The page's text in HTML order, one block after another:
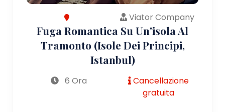
Viator Company
Fuga Romantica Su Un'isola Al
Tramonto (Isole Dei Principi,
Istanbul)
6 Ora
Cancellazione
gratuita